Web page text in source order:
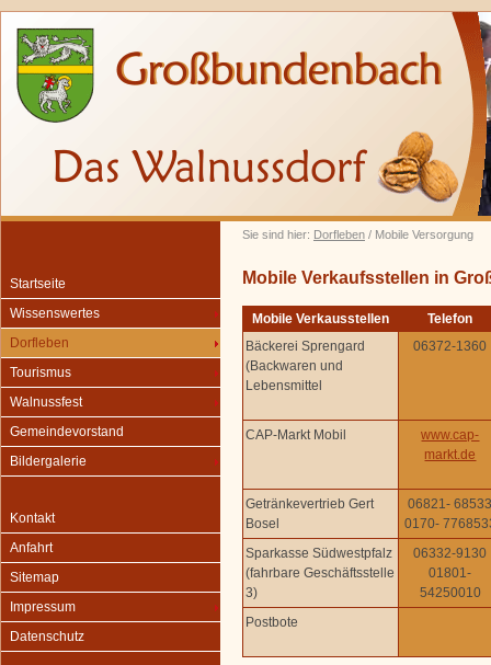
Sie sind hier: Dorfleben / Mobile Versorgung
Startseite
Wissenswertes
Dorfleben
Tourismus
Walnussfest
Gemeindevorstand
Bildergalerie
Kontakt
Anfahrt
Sitemap
Impressum
Datenschutz
Mobile Verkaufsstellen in
Mobile Verkausstellen
Telefon
Bäckerei Sprengard
(Backwaren und
Lebensmittel
06372-1360
CAP-Markt Mobil
www.cap-
markt.de
Getränkevertrieb Gert
Bosel
06821-
0170-
Sparkasse Südwestpfalz
(fahrbare Geschäftsstelle
3)
06332-9130
01801-
54250010
Postbote